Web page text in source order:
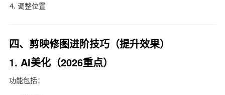
调整位置
四、剪映修图进阶技巧（提升效果）
1. AI美化（2026重点）
功能包括：